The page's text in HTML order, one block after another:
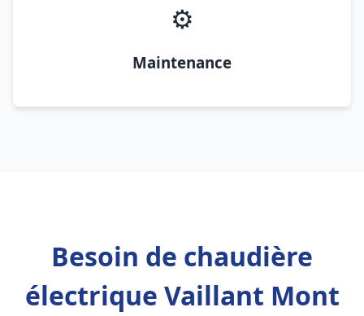
⚙️
Maintenance
Besoin de chaudière
électrique Vaillant Mont